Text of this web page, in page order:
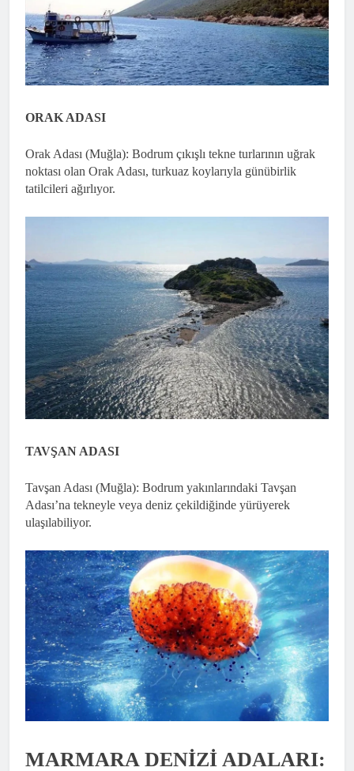
ORAK ADASI
Orak Adası (Muğla): Bodrum çıkışlı tekne turlarının uğrak
noktası olan Orak Adası, turkuaz koylarıyla günübirlik
tatilcileri ağırlıyor.
TAVŞAN ADASI
Tavşan Adası (Muğla): Bodrum yakınlarındaki Tavşan
Adası’na tekneyle veya deniz çekildiğinde yürüyerek
ulaşılabiliyor.
MARMARA DENİZİ ADALARI: